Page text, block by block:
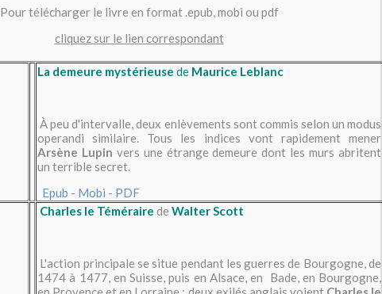
Pour télécharger le livre en format .epub, mobi ou pdf
cliquez sur le lien correspondant
La demeure mystérieuse de Maurice Leblanc
À peu d'intervalle, deux enlèvements sont commis selon un modus
operandi similaire. Tous les indices vont rapidement mener
Arsène Lupin vers une étrange demeure dont les murs abritent
un terrible secret.
Epub - Mobi - PDF
Charles le Téméraire de Walter Scott
L'action principale se situe pendant les guerres de Bourgogne, de
1474 à 1477, en Suisse, puis en Alsace, en Bade, en Bourgogne,